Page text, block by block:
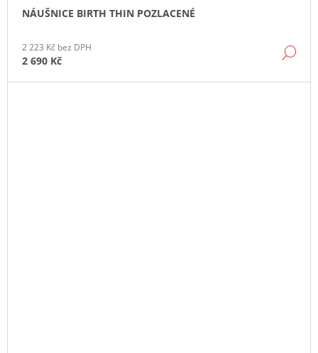
NÁUŠNICE BIRTH THIN POZLACENÉ
2 223 Kč bez DPH
2 690 Kč